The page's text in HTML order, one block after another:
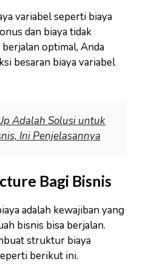
variabel seperti biaya
dan biaya tidak
optimal, Anda
besaran biaya variabel
Adalah Solusi untuk
Ini Penjelasannya
Bagi Bisnis
adalah kewajiban yang
bisnis bisa berjalan.
struktur biaya
berikut ini.